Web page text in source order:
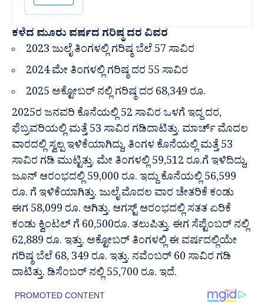
ಕಳೆದ ಮೂರು ವರ್ಷದ ಗರಿಷ್ಠ ದರ ವಿವರ
2023 ಜುಲೈ ತಿಂಗಳಲ್ಲಿ ಗರಿಷ್ಠ ಬೆಲೆ 57 ಸಾವಿರ
2024 ಮೇ ತಿಂಗಳಲ್ಲಿ ಗರಿಷ್ಠ ದರ 55 ಸಾವಿರ
2025 ಅಕ್ಟೋಬರ್ ‌ನಲ್ಲಿ ಗರಿಷ್ಠ ದರ 68,349 ರೂ.
2025ರ ಜನವರಿ ಕೊನೆಯಲ್ಲಿ 52 ಸಾವಿರ ಒಳಗೆ ಇದ್ದ ದರ,
ಫೆಬ್ರವರಿಯಲ್ಲಿ ಮತ್ತೆ 53 ಸಾವಿರ ಗಡಿದಾಟಿತ್ತು. ಮಾರ್ಚ್ ಮೊದಲ
ವಾರದಲ್ಲಿ ಸ್ವಲ್ಪ ಇಳಿಕೆಯಾಗಿದ್ದು, ತಿಂಗಳ ಕೊನೆಯಲ್ಲಿ ಮತ್ತೆ 53
ಸಾವಿರ ಗಡಿ ಮುಟ್ಟಿತ್ತು. ಮೇ ತಿಂಗಳಲ್ಲಿ 59,512 ರೂ.ಗೆ ಇಳಿದಿದ್ದು,
ಜೂನ್ ಆರಂಭದಲ್ಲಿ 59,000 ರೂ. ಇದ್ದು ಕೊನೆಯಲ್ಲಿ 56,599
ರೂ. ಗೆ ಇಳಿಕೆಯಾಗಿತ್ತು. ಜುಲೈ ಮೊದಲ ವಾರ ಚೇತರಿಕೆ ಕಂಡು
ಈಗ 58,099 ರೂ. ಆಗಿತ್ತು. ಆಗಸ್ಟ್ ಆರಂಭದಲ್ಲಿ ಸತತ ಏರಿಕೆ
ಕಂಡು ಕ್ವಿಂಟಲ್ ಗೆ 60,500ರೂ. ತಲುಪಿತ್ತು. ಈಗ ಸೆಪ್ಟೆಂಬರ್ ನಲ್ಲಿ
62,889 ರೂ. ಇತ್ತು. ಅಕ್ಟೋಬರ್ ತಿಂಗಳಲ್ಲಿ ಈ ವರ್ಷದಲ್ಲಿಯೇ
ಗರಿಷ್ಠ ಬೆಲೆ 68, 349 ರೂ. ಇತ್ತು. ನವೆಂಬರ್ 60 ಸಾವಿರ ಗಡಿ
ದಾಟಿತ್ತು. ಡಿಸೆಂಬರ್ ನಲ್ಲಿ 55,700 ರೂ. ಇದೆ.